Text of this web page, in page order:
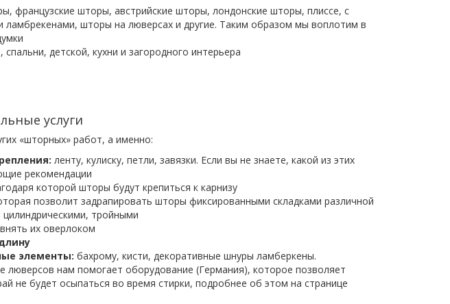
французские шторы, австрийские шторы, лондонские шторы, плиссе, с
шторы на люверсах и другие. Таким образом мы воплотим в
спальни, детской, кухни и загородного интерьера
услуги
«шторных» работ, а именно:
ленту, кулиску, петли, завязки. Если вы не знаете, какой из этих
рекомендации
которой шторы будут крепиться к карнизу
позволит задрапировать шторы фиксированными складками различной
тройными
их оверлоком
элементы: бахрому, кисти, декоративные шнуры ламберкены.
люверсов нам помогает оборудование (Германия), которое позволяет
не будет осыпаться во время стирки, подробнее об этом на странице